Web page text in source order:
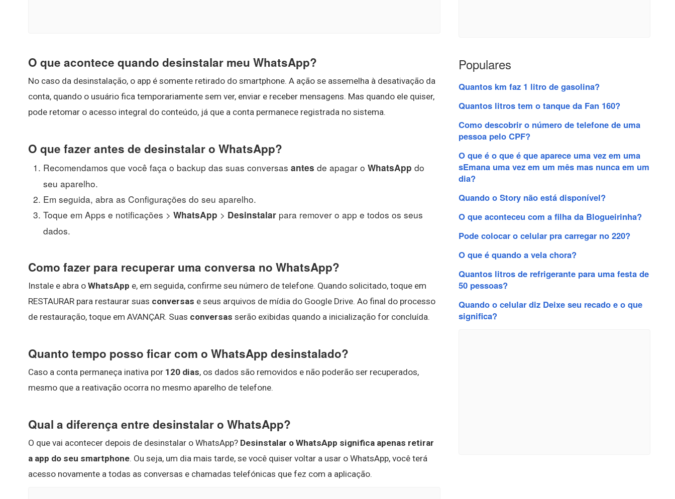
O que acontece quando desinstalar meu WhatsApp?
No caso da desinstalação, o app é somente retirado do smartphone. A ação se assemelha à desativação da
conta, quando o usuário fica temporariamente sem ver, enviar e receber mensagens. Mas quando ele quiser,
pode retomar o acesso integral do conteúdo, já que a conta permanece registrada no sistema.
O que fazer antes de desinstalar o WhatsApp?
Recomendamos que você faça o backup das suas conversas antes de apagar o WhatsApp do
seu aparelho.
Em seguida, abra as Configurações do seu aparelho.
Toque em Apps e notificações > WhatsApp > Desinstalar para remover o app e todos os seus
dados.
Como fazer para recuperar uma conversa no WhatsApp?
Instale e abra o WhatsApp e, em seguida, confirme seu número de telefone. Quando solicitado, toque em
RESTAURAR para restaurar suas conversas e seus arquivos de mídia do Google Drive. Ao final do processo
de restauração, toque em AVANÇAR. Suas conversas serão exibidas quando a inicialização for concluída.
Quanto tempo posso ficar com o WhatsApp desinstalado?
Caso a conta permaneça inativa por 120 dias, os dados são removidos e não poderão ser recuperados,
mesmo que a reativação ocorra no mesmo aparelho de telefone.
Qual a diferença entre desinstalar o WhatsApp?
O que vai acontecer depois de desinstalar o WhatsApp? Desinstalar o WhatsApp significa apenas retirar
a app do seu smartphone. Ou seja, um dia mais tarde, se você quiser voltar a usar o WhatsApp, você terá
acesso novamente a todas as conversas e chamadas telefónicas que fez com a aplicação.
Populares
Quantos km faz 1 litro de gasolina?
Quantos litros tem o tanque da Fan 160?
Como descobrir o número de telefone de uma
pessoa pelo CPF?
O que é o que é que aparece uma vez em uma
sEmana uma vez em um mês mas nunca em um
dia?
Quando o Story não está disponível?
O que aconteceu com a filha da Blogueirinha?
Pode colocar o celular pra carregar no 220?
O que é quando a vela chora?
Quantos litros de refrigerante para uma festa de
50 pessoas?
Quando o celular diz Deixe seu recado e o que
significa?